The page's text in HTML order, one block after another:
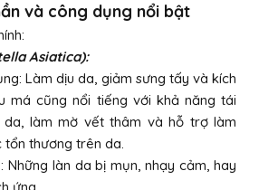
và công dụng nổi bật
Asiatica):
Làm dịu da, giảm sưng tấy và kích
má cũng nổi tiếng với khả năng tái
làm mờ vết thâm và hỗ trợ làm
tổn thương trên da.
Những làn da bị mụn, nhạy cảm, hay